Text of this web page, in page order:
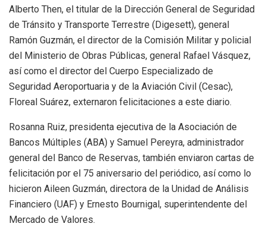
Alberto Then, el titular de la Dirección General de Seguridad
de Tránsito y Transporte Terrestre (Digesett), general
Ramón Guzmán, el director de la Comisión Militar y policial
del Ministerio de Obras Públicas, general Rafael Vásquez,
así como el director del Cuerpo Especializado de
Seguridad Aeroportuaria y de la Aviación Civil (Cesac),
Floreal Suárez, externaron felicitaciones a este diario.
Rosanna Ruiz, presidenta ejecutiva de la Asociación de
Bancos Múltiples (ABA) y Samuel Pereyra, administrador
general del Banco de Reservas, también enviaron cartas de
felicitación por el 75 aniversario del periódico, así como lo
hicieron Aileen Guzmán, directora de la Unidad de Análisis
Financiero (UAF) y Ernesto Bournigal, superintendente del
Mercado de Valores.